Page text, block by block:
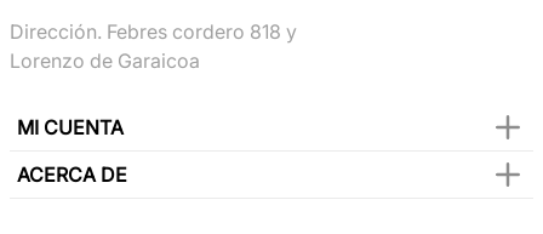
Dirección. Febres cordero 818 y
Lorenzo de Garaicoa
MI CUENTA
ACERCA DE